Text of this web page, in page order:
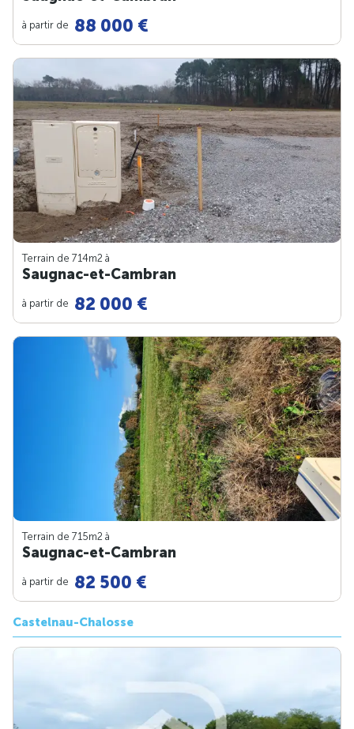
à partir de 88 000 €
Terrain de 714m2 à
Saugnac-et-Cambran
à partir de 82 000 €
Terrain de 715m2 à
Saugnac-et-Cambran
à partir de 82 500 €
Castelnau-Chalosse